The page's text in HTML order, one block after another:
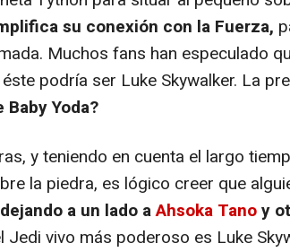
su conexión con la Fuerza,
Muchos fans han especulado
podría ser Luke Skywalker. La
Yoda?
y teniendo en cuenta el largo
la piedra, es lógico creer que
a un lado aAhsoka Tanoy
Jedi vivo más poderoso es Luke